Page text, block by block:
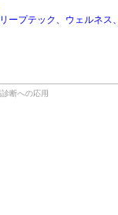
ープテック、ウェルネス
断への応用